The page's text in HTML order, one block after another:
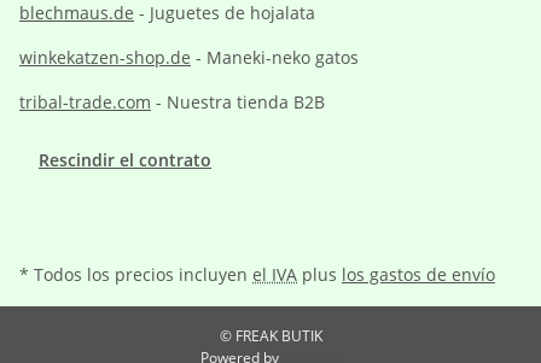
blechmaus.de - Juguetes de hojalata
winkekatzen-shop.de - Maneki-neko gatos
tribal-trade.com - Nuestra tienda B2B
Rescindir el contrato
* Todos los precios incluyen el IVA plus los gastos de envío
© FREAK BUTIK
Powered by